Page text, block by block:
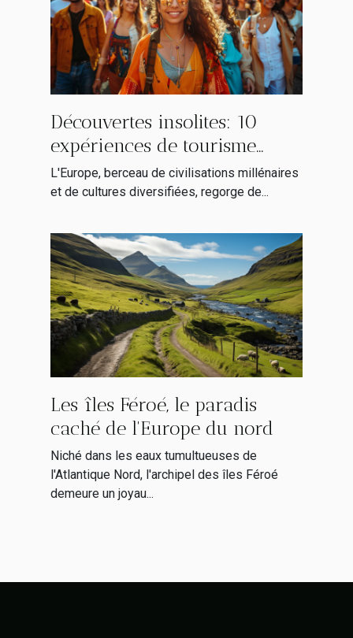
Découvertes insolites: 10
expériences de tourisme
alternatif en Europe
L'Europe, berceau de civilisations millénaires
et de cultures diversifiées, regorge de...
Les îles Féroé, le paradis
caché de l'Europe du nord
Niché dans les eaux tumultueuses de
l'Atlantique Nord, l'archipel des îles Féroé
demeure un joyau...